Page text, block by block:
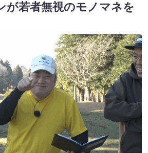
が若者無視のモノマネを